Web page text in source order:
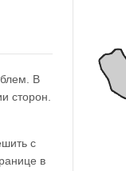
В
сторон.
с
в